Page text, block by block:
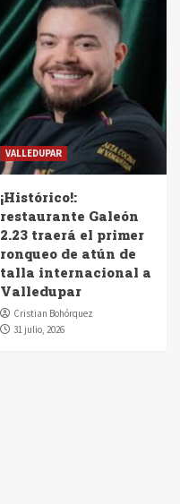
VALLEDUPAR
¡Histórico!:
restaurante Galeón
2.23 traerá el primer
ronqueo de atún de
talla internacional a
Valledupar
Cristian Bohórquez
31 julio, 2026